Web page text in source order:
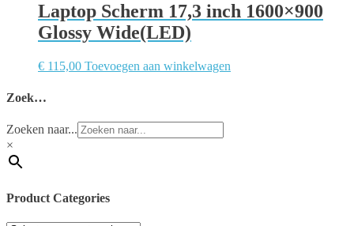
Laptop Scherm 17,3 inch 1600×900
Glossy Wide(LED)
€ 115,00 Toevoegen aan winkelwagen
Zoek…
Zoeken naar...
×
Product Categories